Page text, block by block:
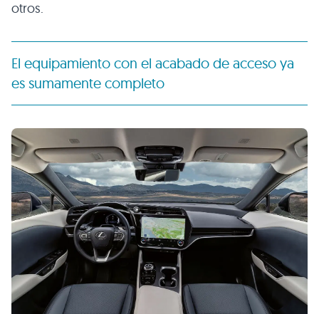
otros.
El equipamiento con el acabado de acceso ya
es sumamente completo